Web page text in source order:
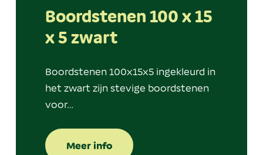
Boordstenen 100 x 15
x 5 zwart
Boordstenen 100x15x5 ingekleurd in
het zwart zijn stevige boordstenen
voor…
Meer info